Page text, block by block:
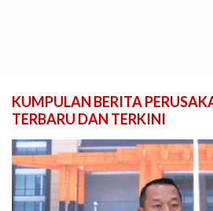
KUMPULAN BERITA
TERBARU DAN TERKINI